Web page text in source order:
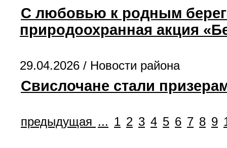
С любовью к родным
природоохранная акция
29.04.2026 / Новости района
Свислочане стали
предыдущая ... 1 2 3 4 5 6 7 8 9